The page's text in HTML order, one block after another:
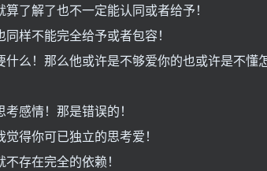
了解了也不一定能认同或者给予！
样不能完全给予或者包容！
么！那么他或许是不够爱你的也或许是不懂
感情！那是错误的！
得你可已独立的思考爱！
存在完全的依赖！